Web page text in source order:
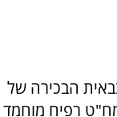
הבכירה של
רפיח מוחמד